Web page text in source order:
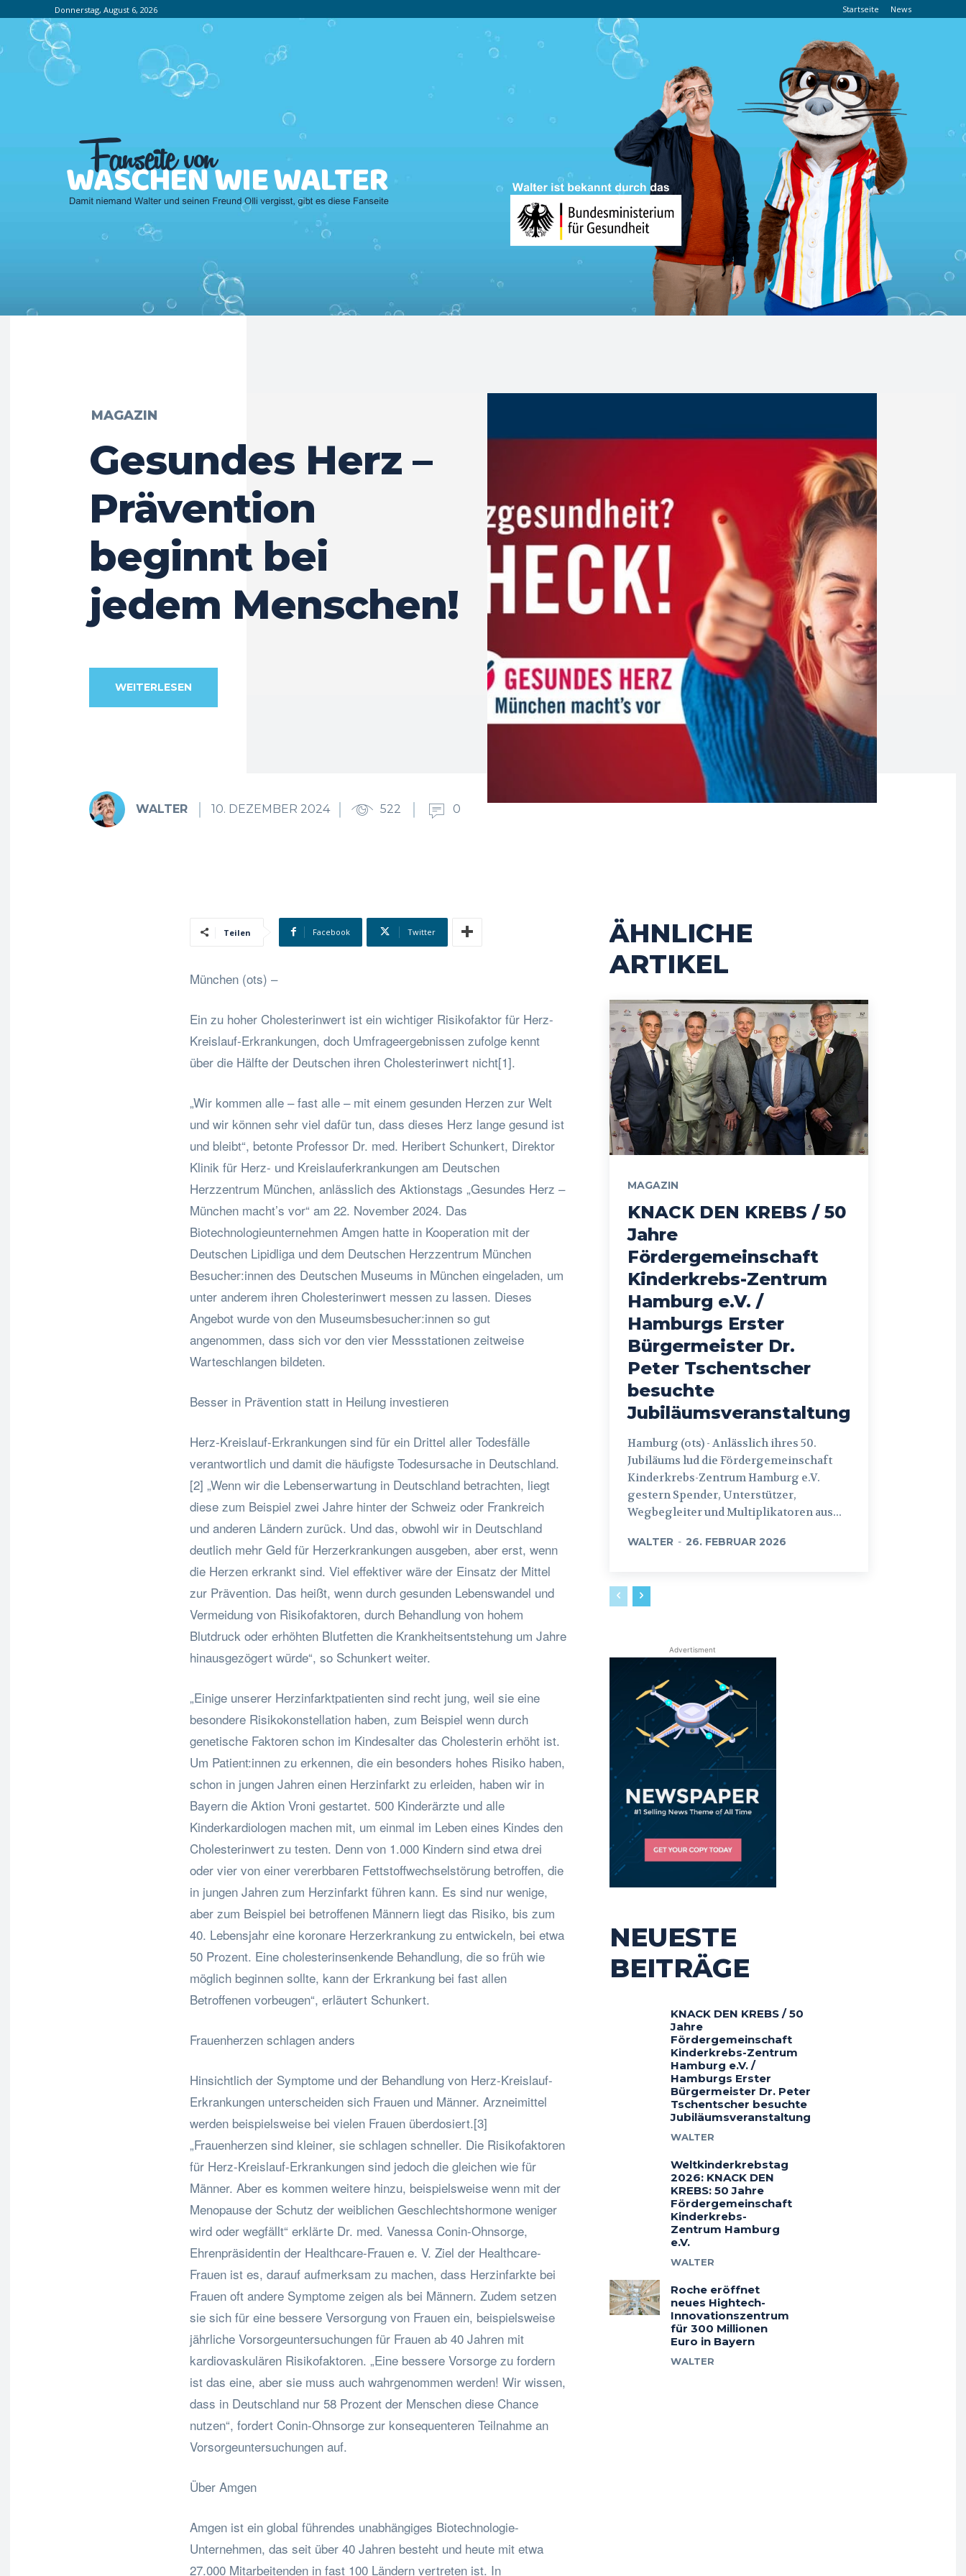
Donnerstag, August 6, 2026 Startseite News
MAGAZIN
Gesundes Herz –
Prävention
beginnt bei
jedem Menschen!
WEITERLESEN
WALTER 10. DEZEMBER 2024 522 0
Teilen Facebook Twitter
München (ots) –
Ein zu hoher Cholesterinwert ist ein wichtiger Risikofaktor für Herz-
Kreislauf-Erkrankungen, doch Umfrageergebnissen zufolge kennt
über die Hälfte der Deutschen ihren Cholesterinwert nicht[1].
„Wir kommen alle – fast alle – mit einem gesunden Herzen zur Welt
und wir können sehr viel dafür tun, dass dieses Herz lange gesund ist
und bleibt“, betonte Professor Dr. med. Heribert Schunkert, Direktor
Klinik für Herz- und Kreislauferkrankungen am Deutschen
Herzzentrum München, anlässlich des Aktionstags „Gesundes Herz –
München macht’s vor“ am 22. November 2024. Das
Biotechnologieunternehmen Amgen hatte in Kooperation mit der
Deutschen Lipidliga und dem Deutschen Herzzentrum München
Besucher:innen des Deutschen Museums in München eingeladen, um
unter anderem ihren Cholesterinwert messen zu lassen. Dieses
Angebot wurde von den Museumsbesucher:innen so gut
angenommen, dass sich vor den vier Messstationen zeitweise
Warteschlangen bildeten.
Besser in Prävention statt in Heilung investieren
Herz-Kreislauf-Erkrankungen sind für ein Drittel aller Todesfälle
verantwortlich und damit die häufigste Todesursache in Deutschland.
[2] „Wenn wir die Lebenserwartung in Deutschland betrachten, liegt
diese zum Beispiel zwei Jahre hinter der Schweiz oder Frankreich
und anderen Ländern zurück. Und das, obwohl wir in Deutschland
deutlich mehr Geld für Herzerkrankungen ausgeben, aber erst, wenn
die Herzen erkrankt sind. Viel effektiver wäre der Einsatz der Mittel
zur Prävention. Das heißt, wenn durch gesunden Lebenswandel und
Vermeidung von Risikofaktoren, durch Behandlung von hohem
Blutdruck oder erhöhten Blutfetten die Krankheitsentstehung um Jahre
hinausgezögert würde“, so Schunkert weiter.
„Einige unserer Herzinfarktpatienten sind recht jung, weil sie eine
besondere Risikokonstellation haben, zum Beispiel wenn durch
genetische Faktoren schon im Kindesalter das Cholesterin erhöht ist.
Um Patient:innen zu erkennen, die ein besonders hohes Risiko haben,
schon in jungen Jahren einen Herzinfarkt zu erleiden, haben wir in
Bayern die Aktion Vroni gestartet. 500 Kinderärzte und alle
Kinderkardiologen machen mit, um einmal im Leben eines Kindes den
Cholesterinwert zu testen. Denn von 1.000 Kindern sind etwa drei
oder vier von einer vererbbaren Fettstoffwechselstörung betroffen, die
in jungen Jahren zum Herzinfarkt führen kann. Es sind nur wenige,
aber zum Beispiel bei betroffenen Männern liegt das Risiko, bis zum
40. Lebensjahr eine koronare Herzerkrankung zu entwickeln, bei etwa
50 Prozent. Eine cholesterinsenkende Behandlung, die so früh wie
möglich beginnen sollte, kann der Erkrankung bei fast allen
Betroffenen vorbeugen“, erläutert Schunkert.
Frauenherzen schlagen anders
Hinsichtlich der Symptome und der Behandlung von Herz-Kreislauf-
Erkrankungen unterscheiden sich Frauen und Männer. Arzneimittel
werden beispielsweise bei vielen Frauen überdosiert.[3]
„Frauenherzen sind kleiner, sie schlagen schneller. Die Risikofaktoren
für Herz-Kreislauf-Erkrankungen sind jedoch die gleichen wie für
Männer. Aber es kommen weitere hinzu, beispielsweise wenn mit der
Menopause der Schutz der weiblichen Geschlechtshormone weniger
wird oder wegfällt“ erklärte Dr. med. Vanessa Conin-Ohnsorge,
Ehrenpräsidentin der Healthcare-Frauen e. V. Ziel der Healthcare-
Frauen ist es, darauf aufmerksam zu machen, dass Herzinfarkte bei
Frauen oft andere Symptome zeigen als bei Männern. Zudem setzen
sie sich für eine bessere Versorgung von Frauen ein, beispielsweise
jährliche Vorsorgeuntersuchungen für Frauen ab 40 Jahren mit
kardiovaskulären Risikofaktoren. „Eine bessere Vorsorge zu fordern
ist das eine, aber sie muss auch wahrgenommen werden! Wir wissen,
dass in Deutschland nur 58 Prozent der Menschen diese Chance
nutzen“, fordert Conin-Ohnsorge zur konsequenteren Teilnahme an
Vorsorgeuntersuchungen auf.
Über Amgen
Amgen ist ein global führendes unabhängiges Biotechnologie-
Unternehmen, das seit über 40 Jahren besteht und heute mit etwa
27.000 Mitarbeitenden in fast 100 Ländern vertreten ist. In
ÄHNLICHE
ARTIKEL
MAGAZIN
KNACK DEN KREBS / 50
Jahre
Fördergemeinschaft
Kinderkrebs-Zentrum
Hamburg e.V. /
Hamburgs Erster
Bürgermeister Dr.
Peter Tschentscher
besuchte
Jubiläumsveranstaltung
Hamburg (ots) - Anlässlich ihres 50.
Jubiläums lud die Fördergemeinschaft
Kinderkrebs-Zentrum Hamburg e.V.
gestern Spender, Unterstützer,
Wegbegleiter und Multiplikatoren aus...
WALTER - 26. FEBRUAR 2026
Advertisment
NEUESTE
BEITRÄGE
KNACK DEN KREBS / 50
Jahre
Fördergemeinschaft
Kinderkrebs-Zentrum
Hamburg e.V. /
Hamburgs Erster
Bürgermeister Dr. Peter
Tschentscher besuchte
Jubiläumsveranstaltung
WALTER
Weltkinderkrebstag
2026: KNACK DEN
KREBS: 50 Jahre
Fördergemeinschaft
Kinderkrebs-
Zentrum Hamburg
e.V.
WALTER
Roche eröffnet
neues Hightech-
Innovationszentrum
für 300 Millionen
Euro in Bayern
WALTER